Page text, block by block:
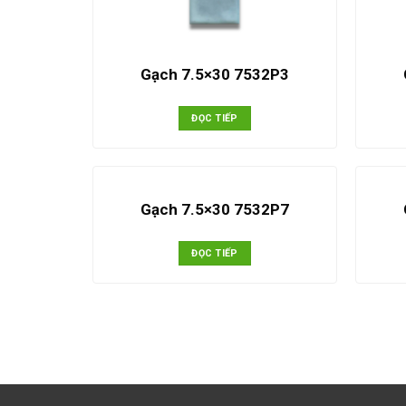
Gạch 7.5×30 7532P3
ĐỌC TIẾP
Gạch 7.5×30 7532P7
ĐỌC TIẾP